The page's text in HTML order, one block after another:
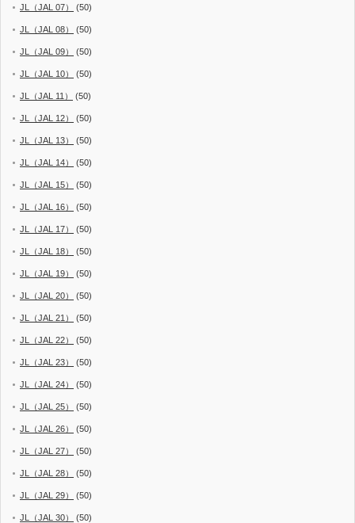
JL（JAL 07） (50)
JL（JAL 08） (50)
JL（JAL 09） (50)
JL（JAL 10） (50)
JL（JAL 11） (50)
JL（JAL 12） (50)
JL（JAL 13） (50)
JL（JAL 14） (50)
JL（JAL 15） (50)
JL（JAL 16） (50)
JL（JAL 17） (50)
JL（JAL 18） (50)
JL（JAL 19） (50)
JL（JAL 20） (50)
JL（JAL 21） (50)
JL（JAL 22） (50)
JL（JAL 23） (50)
JL（JAL 24） (50)
JL（JAL 25） (50)
JL（JAL 26） (50)
JL（JAL 27） (50)
JL（JAL 28） (50)
JL（JAL 29） (50)
JL（JAL 30） (50)